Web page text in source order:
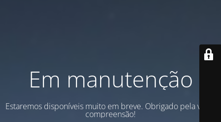
Em manutenção
Estaremos disponíveis muito em breve. Obrigado pela vossa
compreensão!